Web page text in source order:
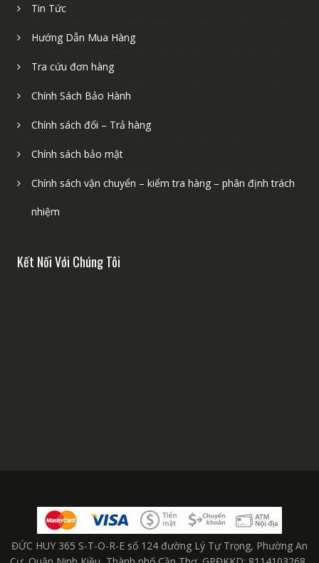
Tin Tức
Hướng Dẫn Mua Hàng
Tra cứu đơn hàng
Chính Sách Bảo Hành
Chính sách đổi – Trả hàng
Chính sách bảo mật
Chính sách vận chuyển – kiểm tra hàng – phân định trách
nhiệm
Kết Nối Với Chúng Tôi
ĐỨC HUY 365 S-T-O-R-E số 124 đường Lý Tự Trọng, Phường An